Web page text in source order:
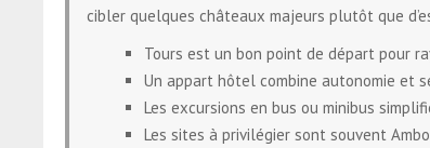
cibler quelques châteaux majeurs plutôt que
Tours est un bon point de départ pour
Un appart hôtel combine autonomie et
Les excursions en bus ou minibus
Les sites à privilégier sont souvent